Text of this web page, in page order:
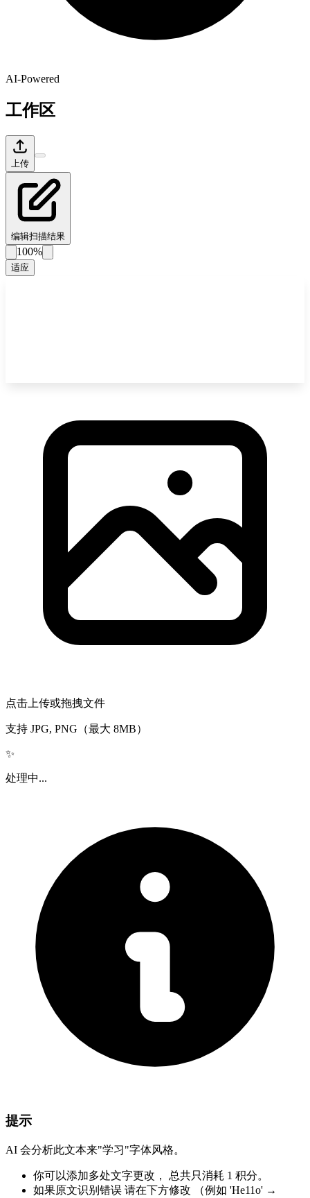
AI-Powered
工作区
上传
编辑扫描结果
100%
适应
点击上传或拖拽文件
支持 JPG, PNG（最大 8MB）
✨
处理中...
提示
AI 会分析此文本来"学习"字体风格。
你可以添加多处文字更改，
总共只消耗 1 积分。
如果原文识别错误 请在下方修改
（例如 'He11o' →